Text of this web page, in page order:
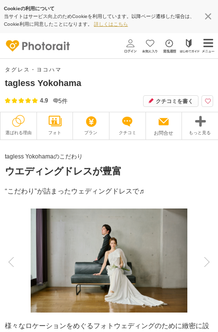
Cookieの利用について
当サイトはサービス向上のためCookieを利用しています。以降ページ遷移した場合は、
Cookie利用に同意したことになります。 詳しくはこちら
タグレス・ヨコハマ
tagless Yokohama
4.9 5件 クチコミを書く
選ばれる理由 フォト プラン クチコミ お問合せ もっと見る
衣装
オプション ブログ
アクセス/TEL スタジオトップ
衣装追加無料 自慢の修正技術
tagless Yokohamaのこだわり
ウエディングドレスが豊富
“こだわり”が詰まったウェディングドレスで♬
様々なロケーションをめぐるフォトウェディングのために緻密に設